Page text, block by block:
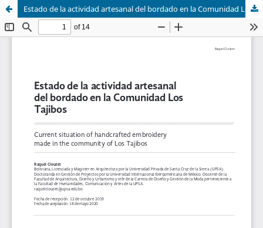
Estado de la actividad artesanal del bordado en la Comunidad Los Tajibos